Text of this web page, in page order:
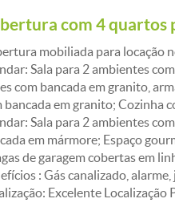
com 4 quartos
mobiliada para locação
Sala para 2 ambientes
com bancada em granito,
bancada em granito; Cozinha
Sala para 2 ambientes
em mármore; Espaço
de garagem cobertas em
: Gás canalizado,
Excelente Localização